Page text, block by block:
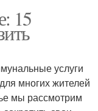
15
услуги
многих жителей
мы рассмотрим